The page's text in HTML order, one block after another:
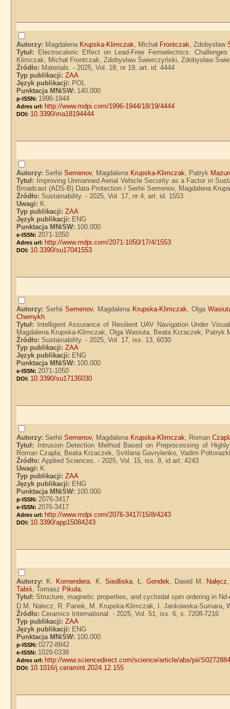
Autorzy: Magdalena Krupska-Klimczak, Michał Frontczak, Zdobysław
Tytuł:
Electrocaloric Effect on Lead-Free Ferroelectrics:
Klimczak, Michał Frontczak, Zdobysław Świerczyński, Zdobysław
Źródło: Materials. - 2025, Vol. 18, nr 19, art. id. 4444
Typ publikacji:ZAA
Język publikacji: POL
Punktacja MNiSW: 140.000
p-ISSN: 1996-1944
Adres url: http://www.mdpi.com/1996-1944/18/19/4444
DOI: 10.3390/ma18194444
Autorzy:SerhiiSemenov, Magdalena Krupska-Klimczak, Patryk
Tytuł:
Improving Unmanned Aerial Vehicle Security as a Factor in
Broadcast (ADS-B) Data Protection / Serhii Semenov, Magdalena
Źródło:Sustainability. - 2025, Vol. 17, nr 4, art. id. 1553
Uwagi: K.
Typ publikacji:ZAA
Język publikacji: ENG
Punktacja MNiSW: 100.000
e-ISSN: 2071-1050
Adres url: http://www.mdpi.com/2071-1050/17/4/1553
DOI: 10.3390/su17041553
Autorzy:SerhiiSemenov, Magdalena Krupska-Klimczak, Olga
Chernykh.
Tytuł:
Intelligent Assurance of Resilient UAV Navigation Under
Magdalena Krupska-Klimczak, Olga Wasiuta, Beata Krzaczek,
Źródło:Sustainability. - 2025, Vol. 17, iss. 13, 6030
Typ publikacji:ZAA
Język publikacji: ENG
Punktacja MNiSW: 100.000
e-ISSN: 2071-1050
DOI: 10.3390/su17136030
Autorzy:SerhiiSemenov, Magdalena Krupska-Klimczak, Roman
Tytuł:
Intrusion Detection Method Based on Preprocessing of
Roman Czapla, Beata Krzaczek, Svitlana Gavrylenko, Vadim
Źródło:Applied Sciences. - 2025, Vol. 15, iss. 8, id art. 4243
Uwagi: K.
Typ publikacji:ZAA
Język publikacji: ENG
Punktacja MNiSW: 100.000
p-ISSN: 2076-3417
e-ISSN: 2076-3417
Adres url: http://www.mdpi.com/2076-3417/15/8/4243
DOI: 10.3390/app15084243
Autorzy: K. Komendera, K. Siedliska, Ł. Gondek, Dawid M. Nałęcz
Tabiś, Tomasz Pikula.
Tytuł:Structure, magnetic properties, and cycloidal spin ordering in
D.M. Nalecz, R. Panek, M. Krupska-Klimczak, I. Jankowska-Sumara,
Źródło:Ceramics International. - 2025, Vol. 51, iss. 6, s. 7208-7216
Typ publikacji:ZAA
Język publikacji: ENG
Punktacja MNiSW: 100.000
p-ISSN:0272-8842
e-ISSN: 1029-0338
Adres url: http://www.sciencedirect.com/science/article/abs/pii/
DOI: 10.1016/j.ceramint.2024.12.155